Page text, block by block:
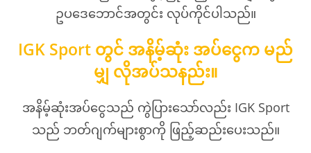
ဥပဒေဘောင်အတွင်း လုပ်ကိုင်ပါသည်။
IGK Sport တွင် အနိမ့်ဆုံး အပ်ငွေက မည်
မျှ လိုအပ်သနည်း။
အနိမ့်ဆုံးအပ်ငွေသည် ကွဲပြားသော်လည်း IGK Sport
သည် ဘတ်ဂျက်များစွာကို ဖြည့်ဆည်းပေးသည်။